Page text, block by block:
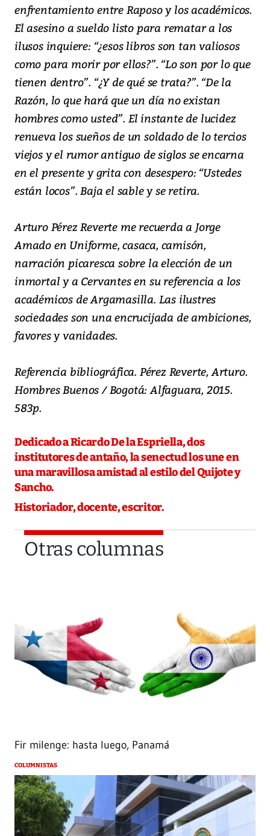
enfrentamiento entre Raposo y los académicos.
El asesino a sueldo listo para rematar a los
ilusos inquiere: “¿esos libros son tan valiosos
como para morir por ellos?”. “Lo son por lo que
tienen dentro”. “¿Y de qué se trata?”. “De la
Razón, lo que hará que un día no existan
hombres como usted”. El instante de lucidez
renueva los sueños de un soldado de lo tercios
viejos y el rumor antiguo de siglos se encarna
en el presente y grita con desespero: “Ustedes
están locos”. Baja el sable y se retira.
Arturo Pérez Reverte me recuerda a Jorge
Amado en Uniforme, casaca, camisón,
narración picaresca sobre la elección de un
inmortal y a Cervantes en su referencia a los
académicos de Argamasilla. Las ilustres
sociedades son una encrucijada de ambiciones,
favores y vanidades.
Referencia bibliográfica. Pérez Reverte, Arturo.
Hombres Buenos / Bogotá: Alfaguara, 2015.
583p.
Dedicado a Ricardo De la Espriella, dos
institutores de antaño, la senectud los une en
una maravillosa amistad al estilo del Quijote y
Sancho.
Historiador, docente, escritor.
Otras columnas
Fir milenge: hasta luego, Panamá
COLUMNISTAS